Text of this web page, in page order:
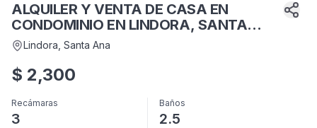
ALQUILER Y VENTA DE CASA EN
CONDOMINIO EN LINDORA, SANTA
ANA*
Lindora , Santa Ana
$ 2,300
Recámaras
3
Baños
2.5